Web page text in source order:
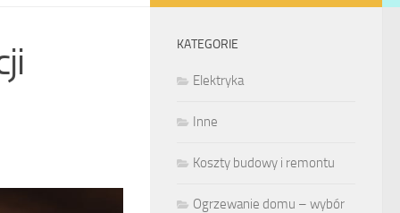
KATEGORIE
Elektryka
Inne
Koszty budowy i remontu
Ogrzewanie domu – wybór